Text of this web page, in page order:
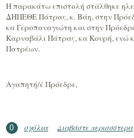
Η παρακάτω επιστολή στάλθηκε
ΔΗΠΕΘΕ Πάτρας, κ. Βάη, στην
κα Γεροπαναγιώτη και στην
Καρναβάλι Πάτρας, κα Κουρή, ενώ
Πατρέων.
Αγαπητή/έ Πρόεδρε,
0 σχόλια Διαβάστε περισσότερα